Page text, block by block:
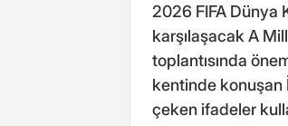
2026 FIFA Dünya
karşılaşacak A
toplantısında
kentinde konuşan
çeken ifadeler